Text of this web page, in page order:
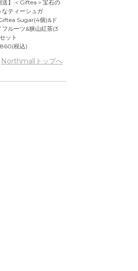
送】＜Giftea＞宝石の
なティーシュガ
Sugar(4個)&ド
フルーツ&狭山紅茶(3
ット
税込)
Northmallトップへ